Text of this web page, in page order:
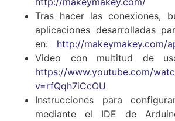
Tras hacer las conexiones,
aplicaciones desarrolladas
en: http://makeymakey.com/
Video con multitud de
https://www.youtube.com/
v=rfQqh7iCcOU
Instrucciones para
mediante el IDE de